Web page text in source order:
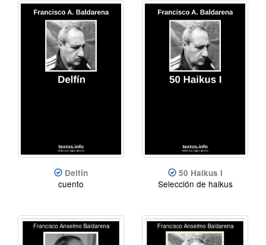
Delfín
cuento
50 Haikus I
Selección de haikus